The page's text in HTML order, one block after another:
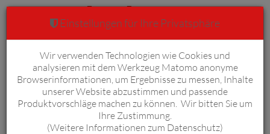
Anmelden Warenkorb 0
Einstellungen für Ihre Privatsphäre
Wir verwenden Technologien wie Cookies und
analysieren mit dem Werkzeug Matomo anonyme
Browserinformationen, um Ergebnisse zu messen, Inhalte
unserer Website abzustimmen und passende
Produktvorschläge machen zu können. Wir bitten Sie um
Ihre Zustimmung.
(Weitere Informationen zum Datenschutz)